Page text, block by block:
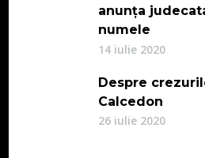
anunța
numele
14 iulie 2020
Despre
Calcedon
26 iulie 2020